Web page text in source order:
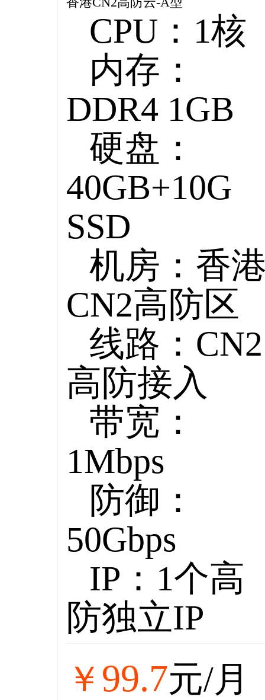
CPU：1核
内存：
DDR4 1GB
硬盘：
40GB+10G
SSD
机房：香
CN2高防区
线路：CN2
高防接入
带宽：
1Mbps
防御：
50Gbps
IP：1个高
防独立IP
￥ 99.7元/月